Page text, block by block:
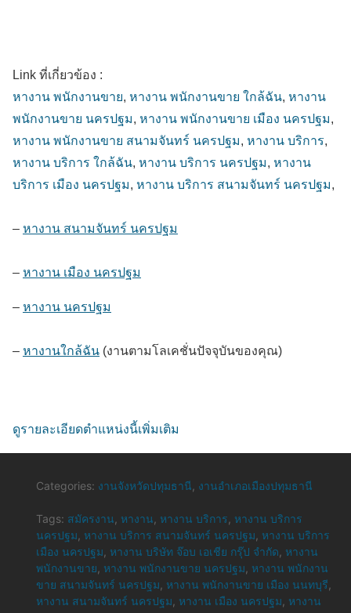
Link ที่เกี่ยวข้อง :
หางาน พนักงานขาย, หางาน พนักงานขาย ใกล้ฉัน, หางาน
พนักงานขาย นครปฐม, หางาน พนักงานขาย เมือง นครปฐม,
หางาน พนักงานขาย สนามจันทร์ นครปฐม, หางาน บริการ,
หางาน บริการ ใกล้ฉัน, หางาน บริการ นครปฐม, หางาน
บริการ เมือง นครปฐม, หางาน บริการ สนามจันทร์ นครปฐม,
– หางาน สนามจันทร์ นครปฐม
– หางาน เมือง นครปฐม
– หางาน นครปฐม
– หางานใกล้ฉัน (งานตามโลเคชั่นปัจจุบันของคุณ)
ดูรายละเอียดตำแหน่งนี้เพิ่มเติม
Categories: งานจังหวัดปทุมธานี งานอำเภอเมืองปทุมธานี
Tags: สมัครงาน หางาน หางาน บริการ หางาน บริการ
นครปฐม หางาน บริการ สนามจันทร์ นครปฐม หางาน บริการ
เมือง นครปฐม หางาน บริษัท จ๊อบ เอเชีย กรุ๊ป จำกัด หางาน
พนักงานขาย หางาน พนักงานขาย นครปฐม หางาน พนักงาน
ขาย สนามจันทร์ นครปฐม หางาน พนักงานขาย เมือง นนทบุรี
หางาน สนามจันทร์ นครปฐม หางาน เมือง นครปฐม หางาน